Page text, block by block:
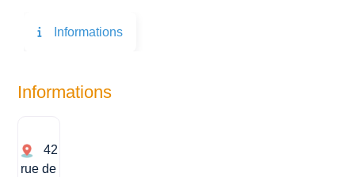
Informations
Informations
42
rue de